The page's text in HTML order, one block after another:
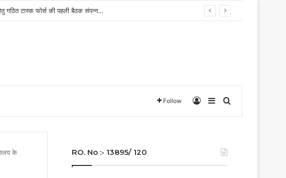
गठित टास्क फोर्स की पहली बैठक संपन्न…
Follow Log InSidebar
के
RO. No :- 13895/ 120